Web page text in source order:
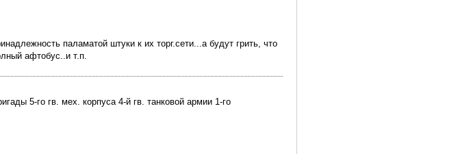
паламатой штуки к их торг.сети...а будут грить, что
афтобус..и т.п.
5-го гв. мех. корпуса 4-й гв. танковой армии 1-го